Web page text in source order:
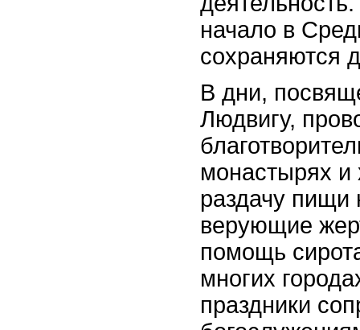
начало в
сохраняются
В дни,
Людвигу,
монастырях и
раздачу
верующие
помощь
многих
праздники